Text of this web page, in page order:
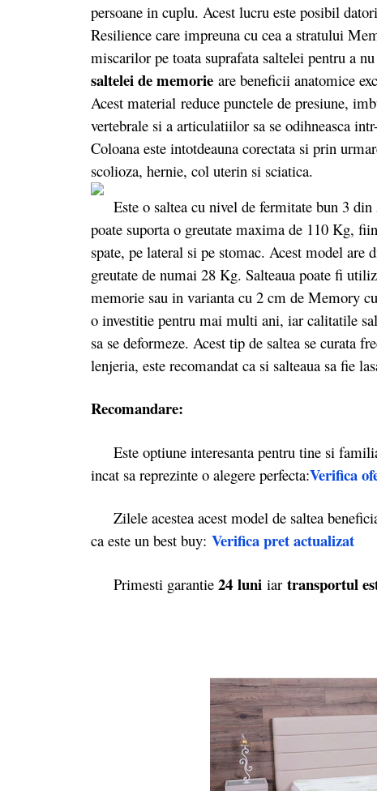
persoane in cuplu. Acest lucru este posibil
Resilience care impreuna cu cea a stratului
miscarilor pe toata suprafata saltelei pentru a
saltelei de memorie are beneficii anatomice
Acest material reduce punctele de presiune,
vertebrale si a articulatiilor sa se odihneasca
Coloana este intotdeauna corectata si prin
scolioza, hernie, col uterin si sciatica.
Este o saltea cu nivel de fermitate bun 3 din
poate suporta o greutate maxima de 110 Kg,
spate, pe lateral si pe stomac. Acest model
greutate de numai 28 Kg. Salteaua poate fi
memorie sau in varianta cu 2 cm de Memory
o investitie pentru mai multi ani, iar calitatile
sa se deformeze. Acest tip de saltea se curata
lenjeria, este recomandat ca si salteaua sa fie
Recomandare:
Este optiune interesanta pentru tine si
incat sa reprezinte o alegere perfecta:Verifica
Zilele acestea acest model de saltea
ca este un best buy: Verifica pret actualizat
Primesti garantie 24 luni iar transportul